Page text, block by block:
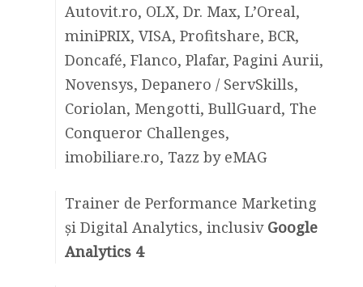
Autovit.ro, OLX, Dr. Max, L’Oreal,
miniPRIX, VISA, Profitshare, BCR,
Doncafé, Flanco, Plafar, Pagini Aurii,
Novensys, Depanero / ServSkills,
Coriolan, Mengotti, BullGuard, The
Conqueror Challenges,
imobiliare.ro, Tazz by eMAG
Trainer de Performance Marketing
și Digital Analytics, inclusiv Google
Analytics 4